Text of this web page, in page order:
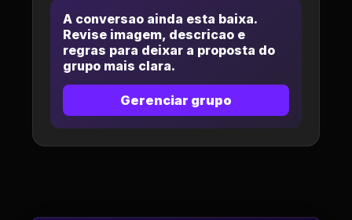
A conversao ainda esta baixa.
Revise imagem, descricao e
regras para deixar a proposta do
grupo mais clara.
Gerenciar grupo